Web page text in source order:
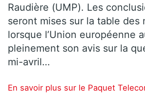
Raudière (UMP). Les
seront mises sur la table des
lorsque l’Union européenne
pleinement son avis sur la
mi-avril…
En savoir plus sur le Paquet